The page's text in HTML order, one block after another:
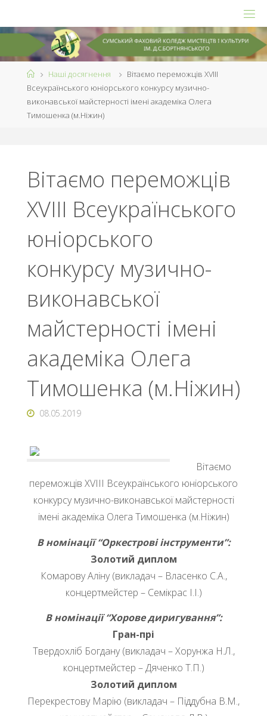
content
HomeНаші досягнення
Вітаємо переможців ХVІІІ
Всеукраїнського юніорського конкурсу музично-
виконавської майстерності імені академіка Олега
Тимошенка (м.Ніжин)
Вітаємо переможців
ХVІІІ Всеукраїнського
юніорського
конкурсу музично-
виконавської
майстерності імені
академіка Олега
Тимошенка (м.Ніжин)
08.05.2019
Вітаємо
переможців ХVІІІ Всеукраїнського юніорського
конкурсу музично-виконавської майстерності
імені академіка Олега Тимошенка (м.Ніжин)
В номінації “Оркестрові інструменти”:
Золотий диплом
Комарову Аліну (викладач – Власенко С.А.,
концертмейстер – Семікрас І.І.)
В номінації “Хорове диригування”:
Гран-прі
Твердохліб Богдану (викладач – Хорунжа Н.Л.,
концертмейстер – Дяченко Т.П.)
Золотий диплом
Перекрестову Марію (викладач – Піддубна В.М.,
premium theme for WordPress